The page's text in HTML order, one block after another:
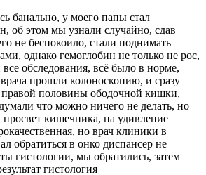
банально, у моего папы стал
об этом мы узнали случайно, сдав
не беспокоило, стали поднимать
однако гемоглобин не только не рос,
обследования, всё было в норме,
прошли колоноскопию, и сразу
половины ободочной кишки,
что можно ничего не делать, но
просвет кишечника, на удивление
но врач клиники в
обратиться в онко диспансер не
гистологии, мы обратились, затем
гистология